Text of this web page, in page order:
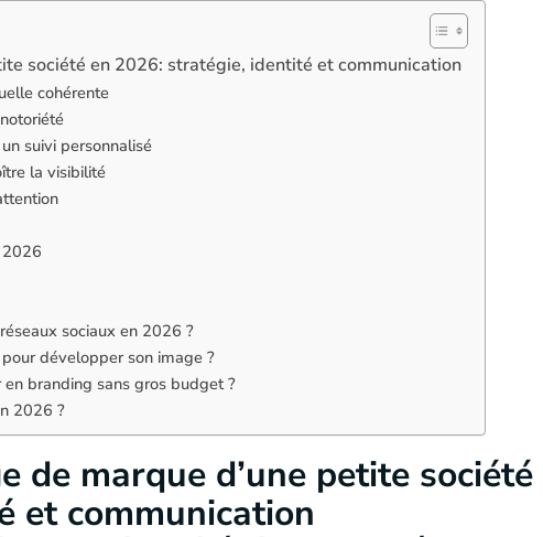
société en 2026: stratégie, identité et communication
cohérente
suivi personnalisé
la visibilité
sociaux en 2026 ?
développer son image ?
branding sans gros budget ?
2026 ?
de marque d’une petite société
et communication